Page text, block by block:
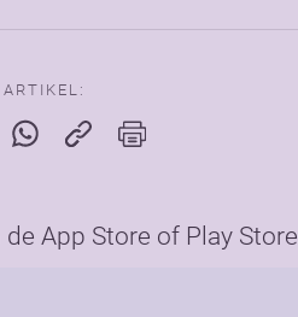
App Store of Play Store